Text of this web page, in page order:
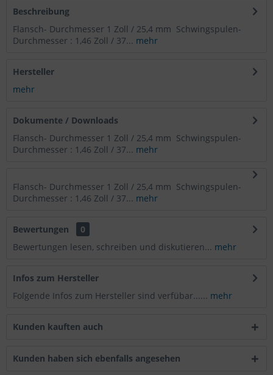
Beschreibung
Flansch- Durchmesser 1 Zoll / 25,4 mm Schwingspulen-
Durchmesser : 1,46 Zoll / 37... mehr
Hersteller
mehr
Dokumente / Downloads
Flansch- Durchmesser 1 Zoll / 25,4 mm Schwingspulen-
Durchmesser : 1,46 Zoll / 37... mehr
Flansch- Durchmesser 1 Zoll / 25,4 mm Schwingspulen-
Durchmesser : 1,46 Zoll / 37... mehr
Bewertungen
0
Bewertungen lesen, schreiben und diskutieren... mehr
Infos zum Hersteller
Folgende Infos zum Hersteller sind verfübar...... mehr
Kunden kauften auch
Kunden haben sich ebenfalls angesehen